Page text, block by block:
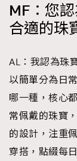
MF：您
合適的珠
AL：我認為珠
以簡單分為日
哪一種，核心
常佩戴的珠寶
的設計，注重
穿搭，點綴每